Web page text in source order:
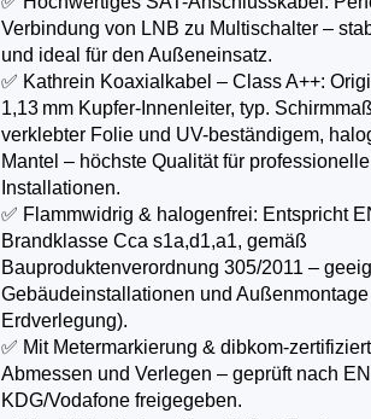
Verbindung von LNB zu Multischalter –
und ideal für den Außeneinsatz.
✅ Kathrein Koaxialkabel – Class A++:
1,13 mm Kupfer-Innenleiter, typ.
verklebter Folie und UV-beständigem,
Mantel – höchste Qualität für
Installationen.
✅ Flammwidrig & halogenfrei: Entspricht
Brandklasse Cca s1a,d1,a1, gemäß
Bauproduktenverordnung 305/2011 –
Gebäudeinstallationen und
Erdverlegung).
✅ Mit Metermarkierung & dibkom-
Abmessen und Verlegen – geprüft nach
KDG/Vodafone freigegeben.